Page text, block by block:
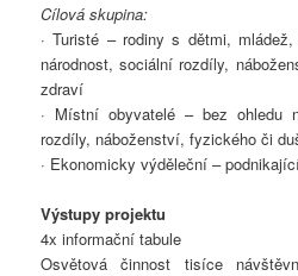
Cílová skupina:
· Turisté – rodiny s dětmi,
národnost, sociální rozdíly,
zdraví
· Místní obyvatelé – bez ohledu
rozdíly, náboženství, fyzického či
· Ekonomicky výděleční –
Výstupy projektu
4x informační tabule
Osvětová činnost tisíce